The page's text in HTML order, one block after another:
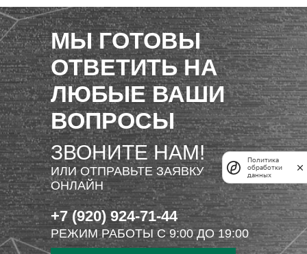
МЫ ГОТОВЫ
ОТВЕТИТЬ НА
ЛЮБЫЕ ВАШИ
ВОПРОСЫ
ЗВОНИТЕ НАМ!
ИЛИ ОТПРАВЬТЕ ЗАЯВКУ
ОНЛАЙН
+7 (920) 924-71-44
РЕЖИМ РАБОТЫ С 9:00 ДО 19:00
Политика
обработки
данных